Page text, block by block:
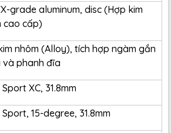
grade aluminum, disc (Hợp kim
cao cấp)
nhôm (Alloy), tích hợp ngàm gắn
phanh đĩa
XC, 31.8mm
15-degree, 31.8mm